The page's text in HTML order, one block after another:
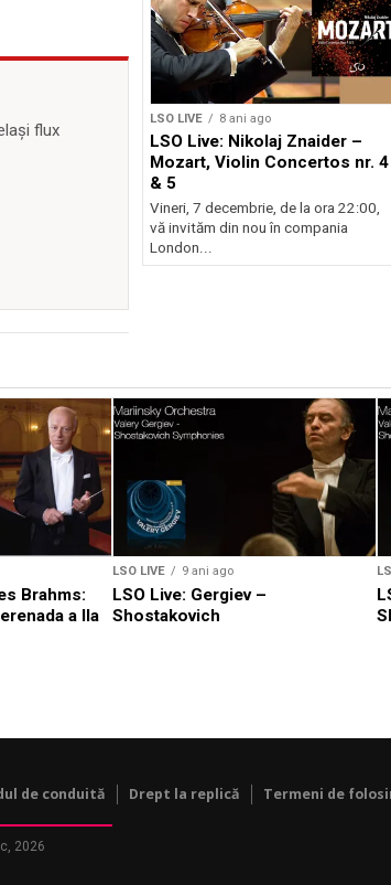
flux
LSO LIVE 8 ani ago
LSO Live: Nikolaj Znaider –
Mozart, Violin Concertos nr. 4
& 5
Vineri, 7 decembrie, de la ora 22:00,
vă invităm din nou în compania
London...
Brahms:
a IIa
LSO LIVE 9 ani ago
LSO Live: Gergiev –
Shostakovich
de conduită Drept la replică Termeni de
2026